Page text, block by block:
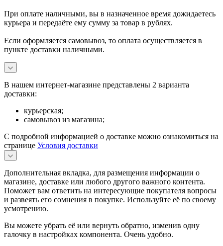
При оплате наличными, вы в назначенное время дожидаетесь
курьера и передаёте ему сумму за товар в рублях.
Если оформляется самовывоз, то оплата осуществляется в
пункте доставки наличными.
В нашем интернет-магазине представлены 2 варианта
доставки:
курьерская;
самовывоз из магазина;
С подробной информацией о доставке можно ознакомиться на
странице Условия доставки
Дополнительная вкладка, для размещения информации о
магазине, доставке или любого другого важного контента.
Поможет вам ответить на интересующие покупателя вопросы
и развеять его сомнения в покупке. Используйте её по своему
усмотрению.
Вы можете убрать её или вернуть обратно, изменив одну
галочку в настройках компонента. Очень удобно.